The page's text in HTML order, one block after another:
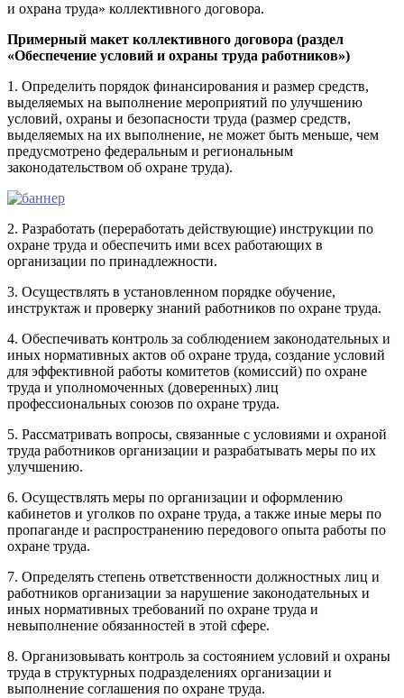
и охрана труда» коллективного договора.
Примерный макет коллективного договора (раздел
«Обеспечение условий и охраны труда работников»)
1. Определить порядок финансирования и размер средств,
выделяемых на выполнение мероприятий по улучшению
условий, охраны и безопасности труда (размер средств,
выделяемых на их выполнение, не может быть меньше, чем
предусмотрено федеральным и региональным
законодательством об охране труда).
2. Разработать (переработать действующие) инструкции по
охране труда и обеспечить ими всех работающих в
организации по принадлежности.
3. Осуществлять в установленном порядке обучение,
инструктаж и проверку знаний работников по охране труда.
4. Обеспечивать контроль за соблюдением законодательных и
иных нормативных актов об охране труда, создание условий
для эффективной работы комитетов (комиссий) по охране
труда и уполномоченных (доверенных) лиц
профессиональных союзов по охране труда.
5. Рассматривать вопросы, связанные с условиями и охраной
труда работников организации и разрабатывать меры по их
улучшению.
6. Осуществлять меры по организации и оформлению
кабинетов и уголков по охране труда, а также иные меры по
пропаганде и распространению передового опыта работы по
охране труда.
7. Определять степень ответственности должностных лиц и
работников организации за нарушение законодательных и
иных нормативных требований по охране труда и
невыполнение обязанностей в этой сфере.
8. Организовывать контроль за состоянием условий и охраны
труда в структурных подразделениях организации и
выполнение соглашения по охране труда.